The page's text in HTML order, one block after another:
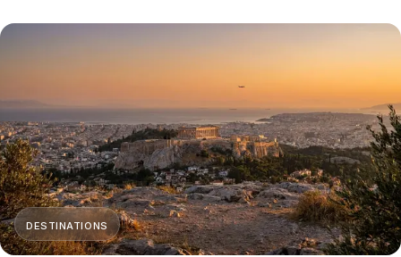
DESTINATIONS